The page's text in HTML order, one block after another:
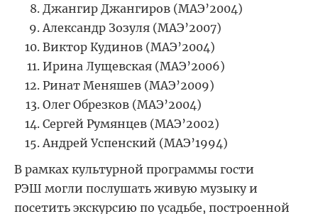
Джангир Джангиров (МАЭ’2004)
Александр Зозуля (МАЭ’2007)
Виктор Кудинов (МАЭ’2004)
Ирина Лущевская (МАЭ’2006)
Ринат Меняшев (МАЭ’2009)
Олег Обрезков (МАЭ’2004)
Сергей Румянцев (МАЭ’2002)
Андрей Успенский (МАЭ’1994)
В рамках культурной программы гости
РЭШ могли послушать живую музыку и
посетить экскурсию по усадьбе, построенной